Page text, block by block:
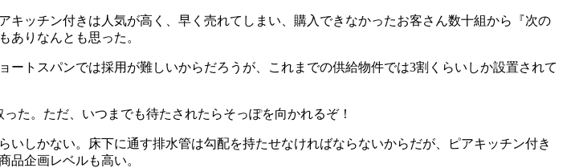
ッチン付きは人気が高く、早く売れてしまい、購入できなかったお客さん数十組から『次の
ありなんとも思った。
トスパンでは採用が難しいからだろうが、これまでの供給物件では3割くらいしか設置されて
た。ただ、いつまでも待たされたらそっぽを向かれるぞ！
しかない。床下に通す排水管は勾配を持たせなければならないからだが、ピアキッチン付き
品企画レベルも高い。